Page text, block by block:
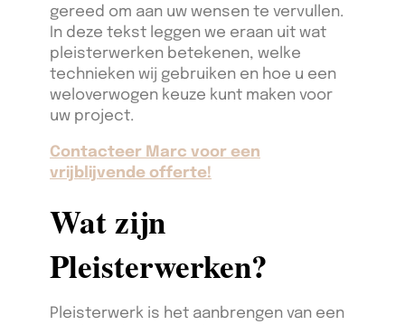
gereed om aan uw wensen te vervullen.
In deze tekst leggen we eraan uit wat
pleisterwerken betekenen, welke
technieken wij gebruiken en hoe u een
weloverwogen keuze kunt maken voor
uw project.
Contacteer Marc voor een
vrijblijvende offerte!
Wat zijn
Pleisterwerken?
Pleisterwerk is het aanbrengen van een